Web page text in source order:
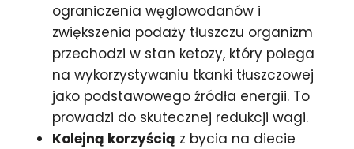
ograniczenia węglowodanów i
zwiększenia podaży tłuszczu organizm
przechodzi w stan ketozy, który polega
na wykorzystywaniu tkanki tłuszczowej
jako podstawowego źródła energii. To
prowadzi do skutecznej redukcji wagi.
Kolejną korzyścią z bycia na diecie